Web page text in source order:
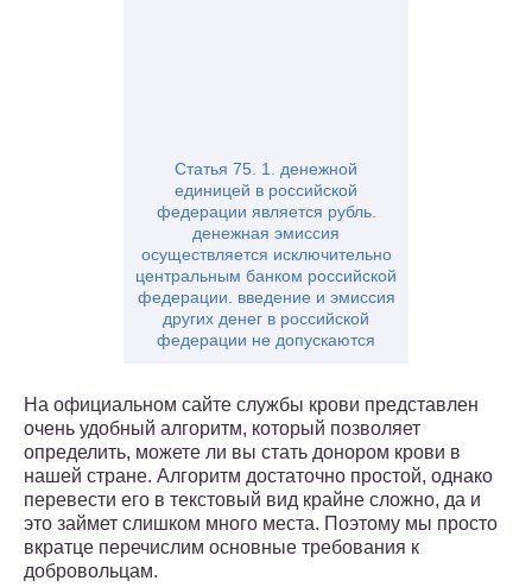
Статья 75. 1. денежной
единицей в российской
федерации является рубль.
денежная эмиссия
осуществляется исключительно
центральным банком российской
федерации. введение и эмиссия
других денег в российской
федерации не допускаются
На официальном сайте службы крови представлен
очень удобный алгоритм, который позволяет
определить, можете ли вы стать донором крови в
нашей стране. Алгоритм достаточно простой, однако
перевести его в текстовый вид крайне сложно, да и
это займет слишком много места. Поэтому мы просто
вкратце перечислим основные требования к
добровольцам.